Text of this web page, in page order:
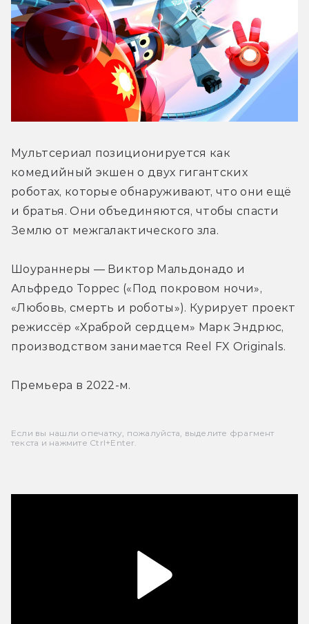
Мультсериал позиционируется как
комедийный экшен о двух гигантских
роботах, которые обнаруживают, что они ещё
и братья. Они объединяются, чтобы спасти
Землю от межгалактического зла.
Шоураннеры — Виктор Мальдонадо и
Альфредо Торрес («Под покровом ночи»,
«Любовь, смерть и роботы»). Курирует проект
режиссёр «Храброй сердцем» Марк Эндрюс,
производством занимается Reel FX Originals.
Премьера в 2022-м.
Если вы нашли опечатку, пожалуйста, выделите фрагмент
текста и нажмите Ctrl+Enter.